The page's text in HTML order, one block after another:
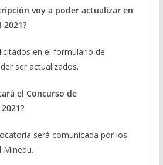
voy a poder actualizar en
en el formulario de
ser actualizados.
el Concurso de
será comunicada por los
Minedu.